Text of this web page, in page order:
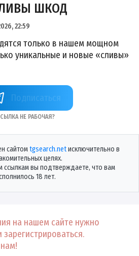
ШКОД
22:59
только в нашем мощном
уникальные и новые «сливы»
не рабочая?
сайтомtgsearch.netисключительно в
целях.
ссылкам вы подтверждаете, что вам
18 лет.
на нашем сайте нужно